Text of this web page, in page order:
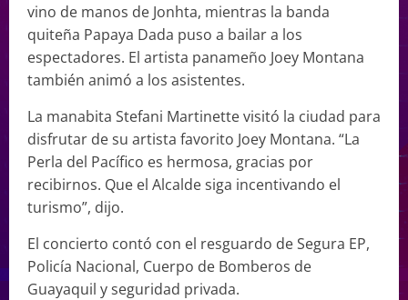
vino de manos de Jonhta, mientras la banda
quiteña Papaya Dada puso a bailar a los
espectadores. El artista panameño Joey Montana
también animó a los asistentes.
La manabita Stefani Martinette visitó la ciudad para
disfrutar de su artista favorito Joey Montana. “La
Perla del Pacífico es hermosa, gracias por
recibirnos. Que el Alcalde siga incentivando el
turismo”, dijo.
El concierto contó con el resguardo de Segura EP,
Policía Nacional, Cuerpo de Bomberos de
Guayaquil y seguridad privada.